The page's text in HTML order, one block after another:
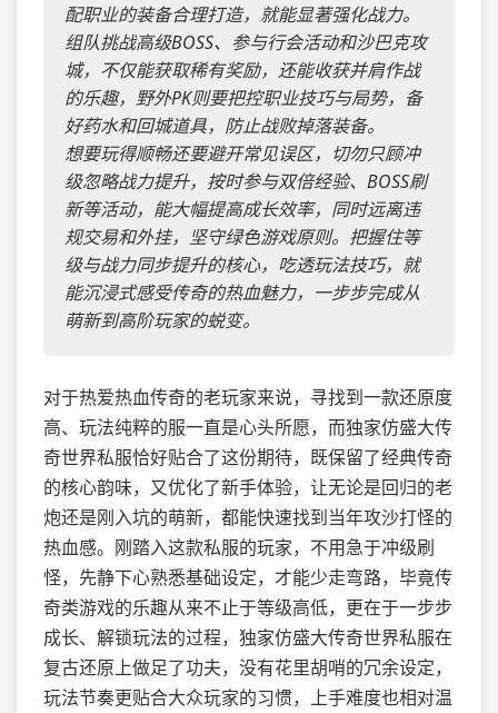
配职业的装备合理打造，就能显著强化战力。
组队挑战高级BOSS、参与行会活动和沙巴克攻
城，不仅能获取稀有奖励，还能收获并肩作战
的乐趣，野外PK则要把控职业技巧与局势，备
好药水和回城道具，防止战败掉落装备。
想要玩得顺畅还要避开常见误区，切勿只顾冲
级忽略战力提升，按时参与双倍经验、BOSS刷
新等活动，能大幅提高成长效率，同时远离违
规交易和外挂，坚守绿色游戏原则。把握住等
级与战力同步提升的核心，吃透玩法技巧，就
能沉浸式感受传奇的热血魅力，一步步完成从
萌新到高阶玩家的蜕变。
对于热爱热血传奇的老玩家来说，寻找到一款还原度
高、玩法纯粹的服一直是心头所愿，而独家仿盛大传
奇世界私服恰好贴合了这份期待，既保留了经典传奇
的核心韵味，又优化了新手体验，让无论是回归的老
炮还是刚入坑的萌新，都能快速找到当年攻沙打怪的
热血感。刚踏入这款私服的玩家，不用急于冲级刷
怪，先静下心熟悉基础设定，才能少走弯路，毕竟传
奇类游戏的乐趣从来不止于等级高低，更在于一步步
成长、解锁玩法的过程，独家仿盛大传奇世界私服在
复古还原上做足了功夫，没有花里胡哨的冗余设定，
玩法节奏更贴合大众玩家的习惯，上手难度也相对温